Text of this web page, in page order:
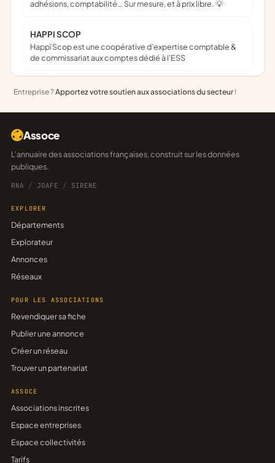
adhésions, comptabilité… Sur mesure, et à prix libre. 💡
HAPPI SCOP
Happï Scop est une coopérative d’expertise comptable &
de commissariat aux comptes dédié à l'ESS
Entreprise ?Apportez votre soutien aux associations du secteur !
Assoce
L'annuaire des associations françaises, construit sur les données
publiques.
RNA / JOAFE / SIRENE
EXPLORER
Départements
Explorateur
Annonces
Réseaux
POUR LES ASSOCIATIONS
Revendiquer sa fiche
Publier une annonce
Créer un réseau
Trouver un partenariat
ASSOCE
Associations inscrites
Espace entreprises
Espace collectivités
Tarifs